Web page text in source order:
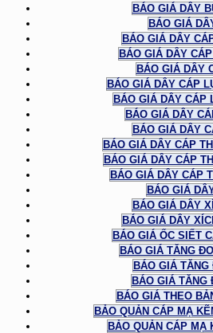
BÁO GIÁ DÂY
BÁO GIÁ
BÁO GIÁ DÂY
BÁO GIÁ DÂY
BÁO GIÁ DÂY
BÁO GIÁ DÂY CÁP
BÁO GIÁ DÂY CÁP
BÁO GIÁ DÂY
BÁO GIÁ DÂY
BÁO GIÁ DÂY CÁP
BÁO GIÁ DÂY CÁP
BÁO GIÁ DÂY CÁP
BÁO GIÁ
BÁO GIÁ DÂY
BÁO GIÁ DÂY
BÁO GIÁ ỐC SIẾT
BÁO GIÁ TĂNG
BÁO GIÁ TĂNG
BÁO GIÁ TĂNG
BÁO GIÁ THEO
BẢO QUẢN CÁP MẠ
BẢO QUẢN CÁP MẠ